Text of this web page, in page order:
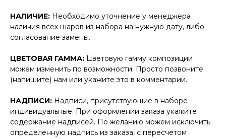
НАЛИЧИЕ: Необходимо уточнение у менеджера
наличия всех шаров из набора на нужную дату, либо
согласование замены.
ЦВЕТОВАЯ ГАММА: Цветовую гамму композиции
можем изменить по возможности. Просто позвоните
(напишите) нам или укажите это в комментарии.
НАДПИСИ: Надписи, присутствующие в наборе -
индивидуальные. При оформлении заказа укажите
содержание надписей. По желанию можем исключить
определенную надпись из заказа, с пересчетом